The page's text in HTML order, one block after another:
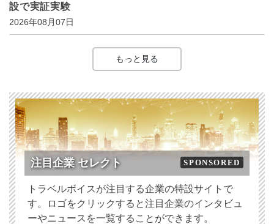
設で実証実験
2026年08月07日
もっと見る
注目企業 セレクト SPONSORED
トラベルボイスが注目する企業の特設サイトで
す。ロゴをクリックすると注目企業のインタビュ
ーやニュースを一覧することができます。